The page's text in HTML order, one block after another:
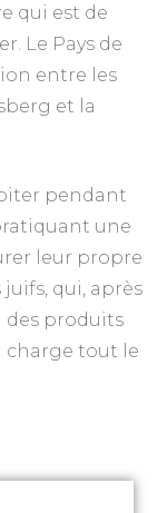
qui est de
Le Pays de
entre les
et la
pendant
une
leur propre
qui, après
des produits
charge tout le